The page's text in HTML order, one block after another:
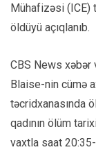
Mühafizəsi (ICE)
öldüyü açıqlanıb.
CBS News xəbər
Blaise-nin cümə
təcridxanasında
qadının ölüm
vaxtla saat